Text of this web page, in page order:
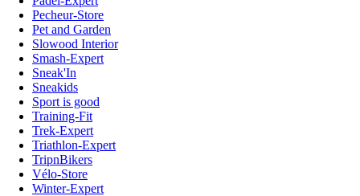
Pecheur-Store
Pet and Garden
Slowood Interior
Smash-Expert
Sneak'In
Sneakids
Sport is good
Training-Fit
Trek-Expert
Triathlon-Expert
TripnBikers
Vélo-Store
Winter-Expert